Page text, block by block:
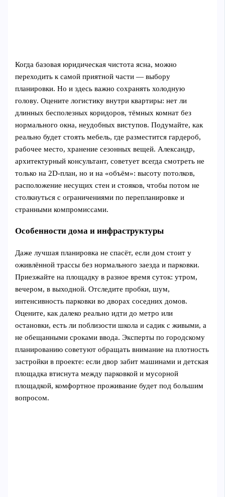
Когда базовая юридическая чистота ясна, можно
переходить к самой приятной части — выбору
планировки. Но и здесь важно сохранять холодную
голову. Оцените логистику внутри квартиры: нет ли
длинных бесполезных коридоров, тёмных комнат без
нормального окна, неудобных виступов. Подумайте, как
реально будет стоять мебель, где разместится гардероб,
рабочее место, хранение сезонных вещей. Александр,
архитектурный консультант, советует всегда смотреть не
только на 2D‑план, но и на «объём»: высоту потолков,
расположение несущих стен и стояков, чтобы потом не
столкнуться с ограничениями по перепланировке и
странными компромиссами.
Особенности дома и инфраструктуры
Даже лучшая планировка не спасёт, если дом стоит у
оживлённой трассы без нормального заезда и парковки.
Приезжайте на площадку в разное время суток: утром,
вечером, в выходной. Отследите пробки, шум,
интенсивность парковки во дворах соседних домов.
Оцените, как далеко реально идти до метро или
остановки, есть ли поблизости школа и садик с живыми, а
не обещанными сроками ввода. Эксперты по городскому
планированию советуют обращать внимание на плотность
застройки в проекте: если двор забит машинами и детская
площадка втиснута между парковкой и мусорной
площадкой, комфортное проживание будет под большим
вопросом.